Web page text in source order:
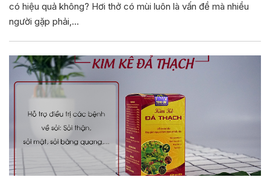
có hiệu quả không? Hơi thở có mùi luôn là vấn đề mà nhiều
người gặp phải,…